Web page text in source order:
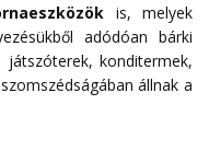
is, melyek
adódóan bárki
konditermek,
állnak a